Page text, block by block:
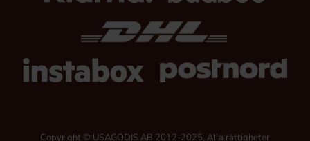
Copyright © USAGODIS AB 2012-2025, Alla rättigheter